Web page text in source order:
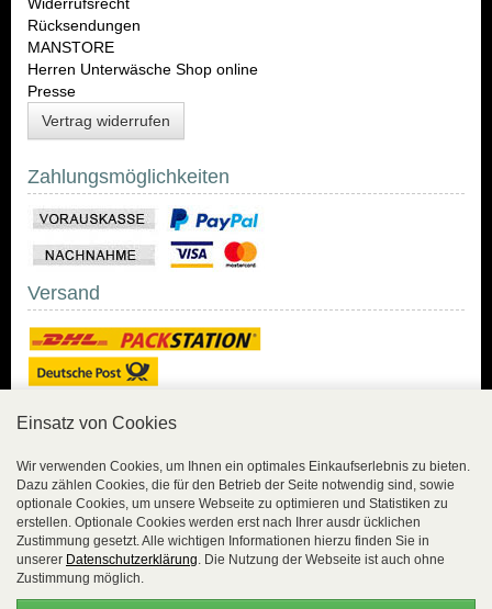
Rücksendungen
MANSTORE
Herren Unterwäsche Shop online
Presse
Vertrag widerrufen
Zahlungsmöglichkeiten
Versand
Sicher Einkaufen mit
Trusted Shops und
Geld-zurück-Garantie.
Einsatz von Cookies
Wir verwenden Cookies, um Ihnen ein optimales Einkaufserlebnis zu bieten.
Dazu zählen Cookies, die für den Betrieb der Seite notwendig sind, sowie
optionale Cookies, um unsere Webseite zu optimieren und Statistiken zu
erstellen. Optionale Cookies werden erst nach Ihrer ausdr ücklichen
Zustimmung gesetzt. Alle wichtigen Informationen hierzu finden Sie in
unserer Datenschutzerklärung. Die Nutzung der Webseite ist auch ohne
Zustimmung möglich.